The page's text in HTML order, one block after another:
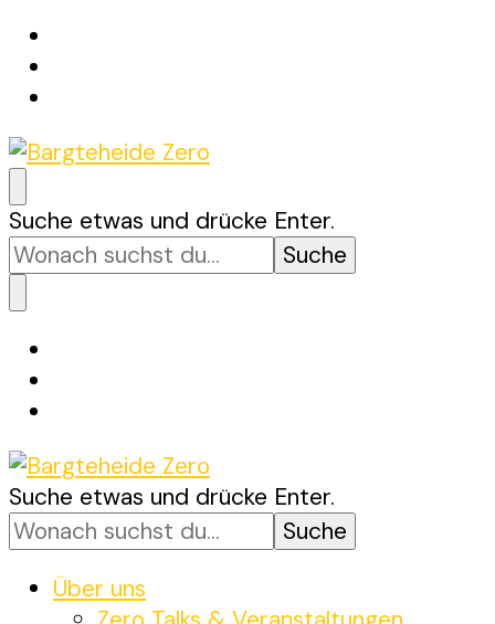
Bargteheide Zero
Bargteheide bis 2035 Klimaneutral
Suchst
du
nach
etwas?
Suche etwas und drücke Enter.
Bargteheide Zero
Bargteheide bis 2035 Klimaneutral
Suchst
du
nach
etwas?
Suche etwas und drücke Enter.
Über uns